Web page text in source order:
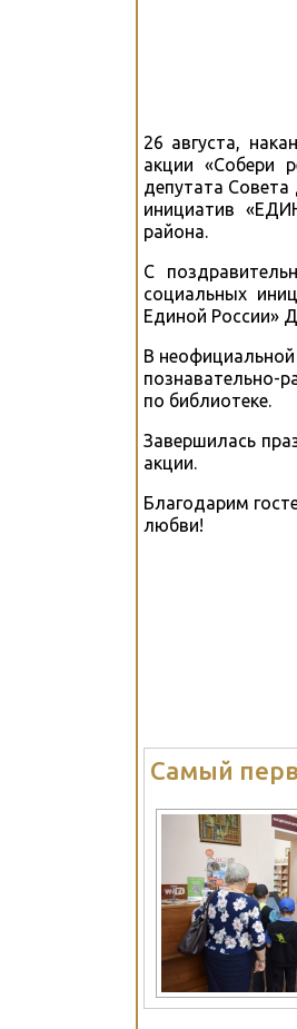
26 августа,
акции «Собери
депутата
инициатив
района.
С
социальных
Единой России»
В
познавательно-
по библиотеке.
Завершилась
акции.
Благодарим
любви!
Самый